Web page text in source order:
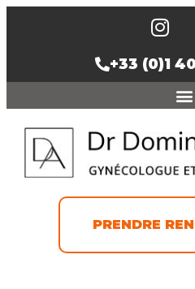
+33 (0)1
PRENDRE